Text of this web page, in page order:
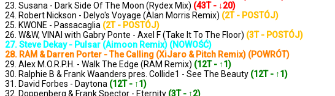
23. Susana - Dark Side Of The Moon (Rydex Mix) (43T - ↓20)
24. Robert Nickson - Delyo's Voyage (Alan Morris Remix) (2T - POSTÓJ)
25. KWONE - Passacaglia (2T - POSTÓJ)
26. W&W, VINAI with Gabry Ponte - Axel F (Take It To The Floor) (3T - POSTÓJ)
27. Steve Dekay - Pulsar (Aimoon Remix) (NOWOŚĆ)
28. RAM & Darren Porter - The Calling (XiJaro & Pitch Remix) (POWRÓT)
29. Alex M.O.R.P.H. - Walk The Edge (RAM Remix) (12T - ↑1)
30. Ralphie B & Frank Waanders pres. Collide1 - See The Beauty (12T - ↑1)
31. David Forbes - Daytona (12T - ↑1)
32. Doppenberg & Frank Spector - Eternity (3T - ↑2)